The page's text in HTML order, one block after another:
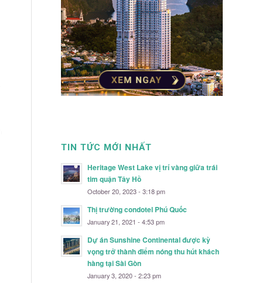
TIN TỨC MỚI NHẤT
Heritage West Lake vị trí vàng giữa trái
tim quận Tây Hồ
October 20, 2023 - 3:18 pm
Thị trường condotel Phú Quốc
January 21, 2021 - 4:53 pm
Dự án Sunshine Continental được kỳ
vọng trở thành điểm nóng thu hút khách
hàng tại Sài Gòn
January 3, 2020 - 2:23 pm